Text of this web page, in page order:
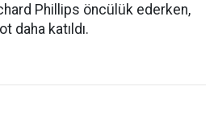
Phillips öncülük ederken,
daha katıldı.